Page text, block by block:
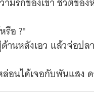
รือ ?"
นหลังเอว แล้วจ่อปล
อนได้เจอกับพันแสง
ดุดันโผงผางอันเป็นเ